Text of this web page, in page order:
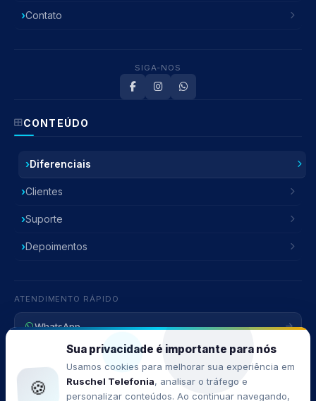
Contato
SIGA-NOS
CONTEÚDO
Diferenciais
Clientes
Suporte
Depoimentos
ATENDIMENTO RÁPIDO
WhatsApp
Ligar agora
Fora do horário — Deixe sua mensagem
🍪
Sua privacidade é importante para nós
Usamos cookies para melhorar sua experiência em
Ruschel Telefonia, analisar o tráfego e
personalizar conteúdos. Ao continuar navegando,